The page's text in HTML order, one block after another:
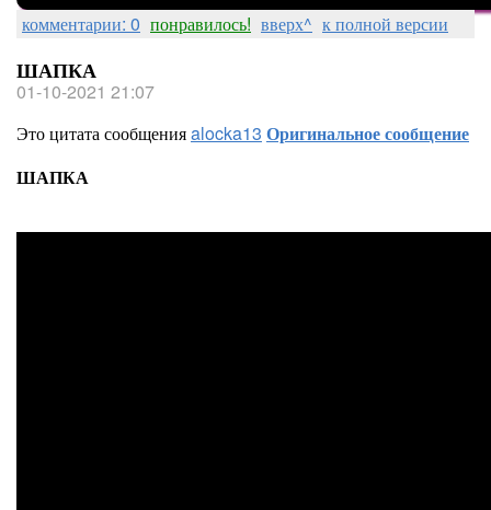
комментарии: 0 понравилось! вверх^ к полной версии
ШАПКА
01-10-2021 21:07
Это цитата сообщенияalocka13 Оригинальное сообщение
ШАПКА